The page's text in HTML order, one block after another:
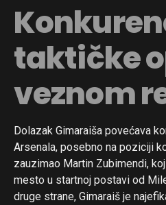
taktičke
veznom
Dolazak Gimaraiša povećava
Arsenala, posebno na poziciji
zauzimao Martin Zubimendi,
mesto u startnoj postavi od
druge strane, Gimaraiš je